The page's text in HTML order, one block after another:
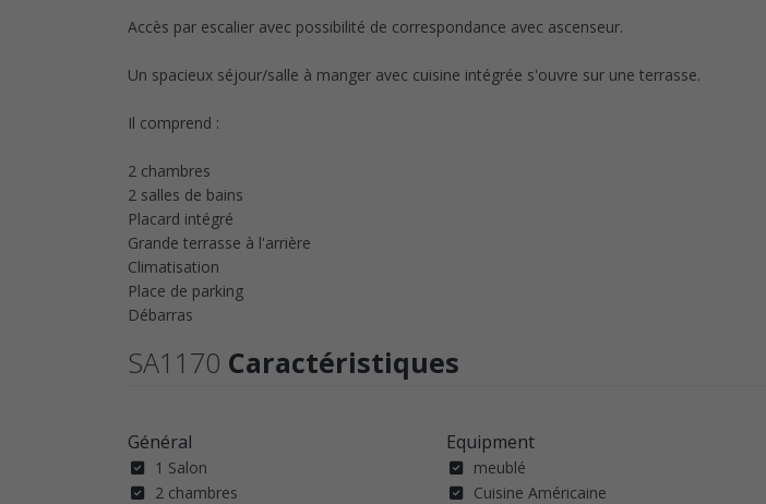
Accès par escalier avec possibilité de correspondance avec ascenseur.
Un spacieux séjour/salle à manger avec cuisine intégrée s'ouvre sur une terrasse.
Il comprend :
2 chambres
2 salles de bains
Placard intégré
Grande terrasse à l'arrière
Climatisation
Place de parking
Débarras
SA1170 Caractéristiques
Général
1 Salon
2 chambres
Equipment
meublé
Cuisine Américaine